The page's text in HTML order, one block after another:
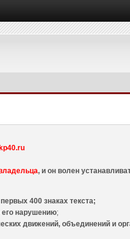
, и он волен
400 знаках текста;
нарушению;
движений, объединений и